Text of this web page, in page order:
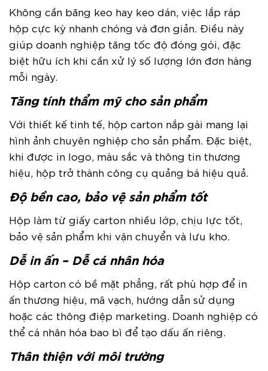
Không cần băng keo hay keo dán, việc lắp ráp
hộp cực kỳ nhanh chóng và đơn giản. Điều này
giúp doanh nghiệp tăng tốc độ đóng gói, đặc
biệt hữu ích khi cần xử lý số lượng lớn đơn hàng
mỗi ngày.
Tăng tính thẩm mỹ cho sản phẩm
Với thiết kế tinh tế, hộp carton nắp gài mang lại
hình ảnh chuyên nghiệp cho sản phẩm. Đặc biệt,
khi được in logo, màu sắc và thông tin thương
hiệu, hộp trở thành công cụ quảng bá hiệu quả.
Độ bền cao, bảo vệ sản phẩm tốt
Hộp làm từ giấy carton nhiều lớp, chịu lực tốt,
bảo vệ sản phẩm khi vận chuyển và lưu kho.
Dễ in ấn – Dễ cá nhân hóa
Hộp carton có bề mặt phẳng, rất phù hợp để in
ấn thương hiệu, mã vạch, hướng dẫn sử dụng
hoặc các thông điệp marketing. Doanh nghiệp có
thể cá nhân hóa bao bì để tạo dấu ấn riêng.
Thân thiện với môi trường